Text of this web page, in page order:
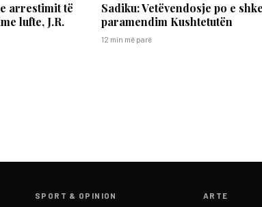
arrestimit të
lufte, J.R.
Sadiku: Vetëvendosje po e
paramendim Kushtetutën
12 min më parë
SPORT & OPINION ARTE